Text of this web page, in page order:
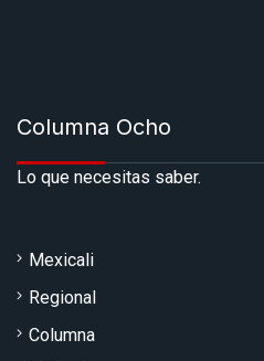
Columna Ocho
Lo que necesitas saber.
Mexicali
Regional
Columna